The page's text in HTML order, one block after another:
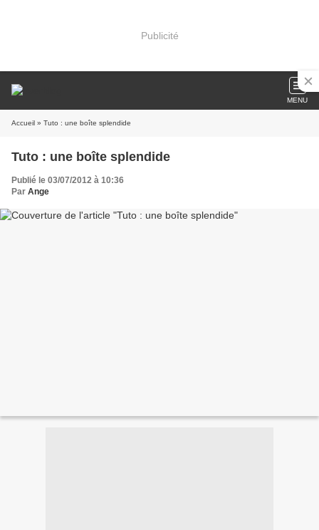
Publicité
MENU
Accueil » Tuto : une boîte splendide
Tuto : une boîte splendide
Publié le 03/07/2012 à 10:36
Par Ange